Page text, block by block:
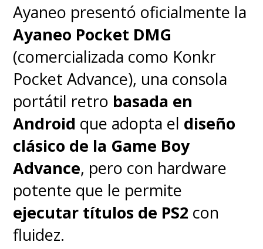
Pokémon Legends Z-A ya está
disponible para
Ayaneo presentó oficialmente la
Ayaneo Pocket DMG
(comercializada como Konkr
Pocket Advance), una consola
portátil retro basada en
Android que adopta el diseño
clásico de la Game Boy
Advance, pero con hardware
potente que le permite
ejecutar títulos de PS2 con
fluidez.